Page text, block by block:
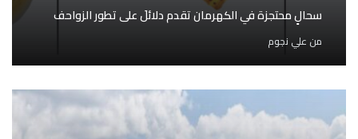
سحالٍ محتجزة في الكهرمان تقدم دلائلَ على تطور الزواحف
من علي نجوم